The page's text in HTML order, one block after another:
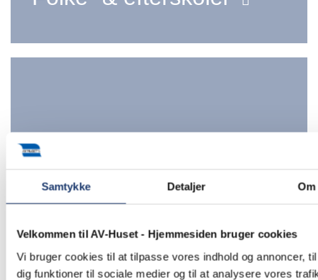
Samtykke Detaljer Om
Velkommen til AV-Huset - Hjemmesiden bruger cookies
Vi bruger cookies til at tilpasse vores indhold og annoncer,
dig funktioner til sociale medier og til at analysere vores
Hoteller